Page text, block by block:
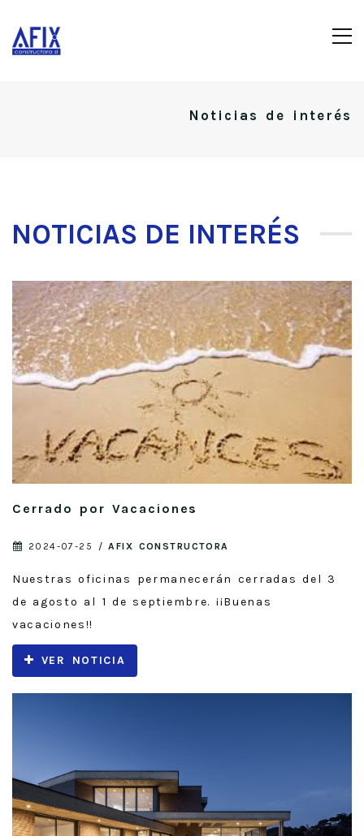
Noticias de interés
NOTICIAS DE INTERÉS
Cerrado por Vacaciones
2024-07-25 / AFIX CONSTRUCTORA
Nuestras oficinas permanecerán cerradas del 3
de agosto al 1 de septiembre. ¡¡Buenas
vacaciones!!
VER NOTICIA